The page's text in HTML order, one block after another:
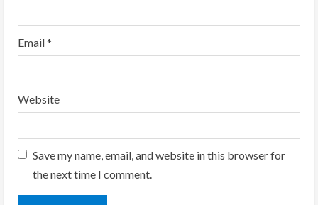
Email*
Website
Save my name, email, and website in this browser for
the next time I comment.